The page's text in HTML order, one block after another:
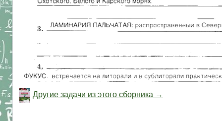
Другие задачи из этого сборника →